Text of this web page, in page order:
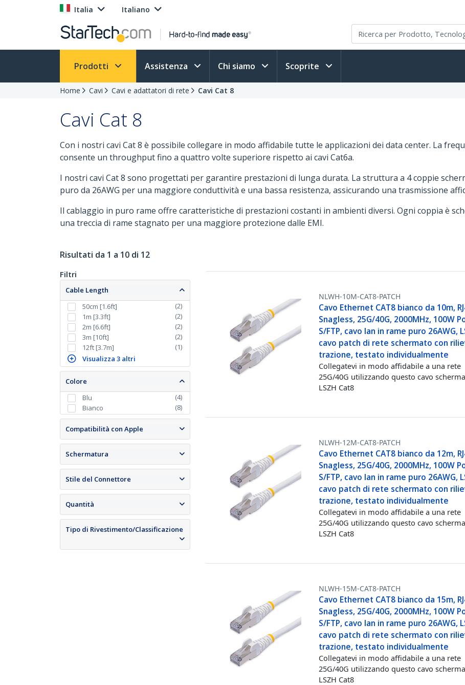
Italia Italiano
Prodotti Assistenza Chi siamo Scoprite
Home Cavi Cavi e adattatori di rete Cavi Cat 8
Cavi Cat 8
Con i nostri cavi Cat 8 è possibile collegare in modo affidabile tutte le applicazioni dei data center. La
consente un throughput fino a quattro volte superiore rispetto ai cavi Cat6a.
I nostri cavi Cat 8 sono progettati per garantire prestazioni di lunga durata. La struttura a 4 coppie
puro da 26AWG per una maggiore conduttività e una bassa resistenza, assicurando una trasmissione
Il cablaggio in puro rame offre caratteristiche di prestazioni costanti in ambienti diversi. Ogni coppia è
una treccia di rame stagnato per una maggiore protezione dalle EMI.
Risultati da 1 a 10 di 12
Filtri
Cable Length
50cm [1.6ft]
(2)
1m [3.3ft]
(2)
2m [6.6ft]
(2)
3m [10ft]
(2)
12ft [3.7m]
(1)
Visualizza 3 altri
Colore
Blu
(4)
Bianco
(8)
Compatibilità con Apple
Schermatura
Stile del Connettore
Quantità
Tipo di Rivestimento/Classificazione
NLWH-10M-CAT8-PATCH
Cavo Ethernet CAT8 bianco da 10m,
Snagless, 25G/40G, 2000MHz, 100W
S/FTP, cavo lan in rame puro 26AWG,
cavo patch di rete schermato con
trazione, testato individualmente
Collegatevi in modo affidabile a una rete
25G/40G utilizzando questo cavo
LSZH Cat8
NLWH-12M-CAT8-PATCH
Cavo Ethernet CAT8 bianco da 12m,
Snagless, 25G/40G, 2000MHz, 100W
S/FTP, cavo lan in rame puro 26AWG,
cavo patch di rete schermato con
trazione, testato individualmente
Collegatevi in modo affidabile a una rete
25G/40G utilizzando questo cavo
LSZH Cat8
NLWH-15M-CAT8-PATCH
Cavo Ethernet CAT8 bianco da 15m,
Snagless, 25G/40G, 2000MHz, 100W
S/FTP, cavo lan in rame puro 26AWG,
cavo patch di rete schermato con
trazione, testato individualmente
Collegatevi in modo affidabile a una rete
25G/40G utilizzando questo cavo
LSZH Cat8